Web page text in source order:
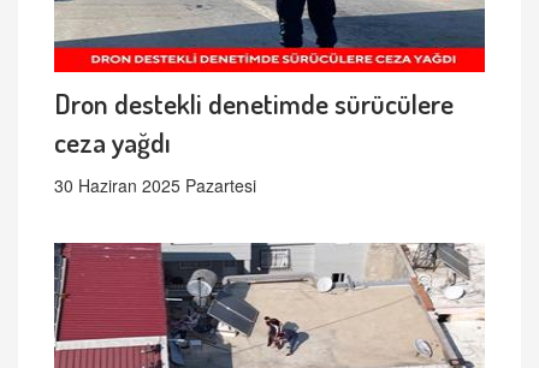
Dron destekli denetimde sürücülere
ceza yağdı
30 Haziran 2025 Pazartesi